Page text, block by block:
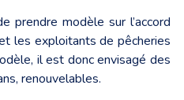
prendre modèle sur l’accord
les exploitants de pêcheries
il est donc envisagé des
renouvelables.